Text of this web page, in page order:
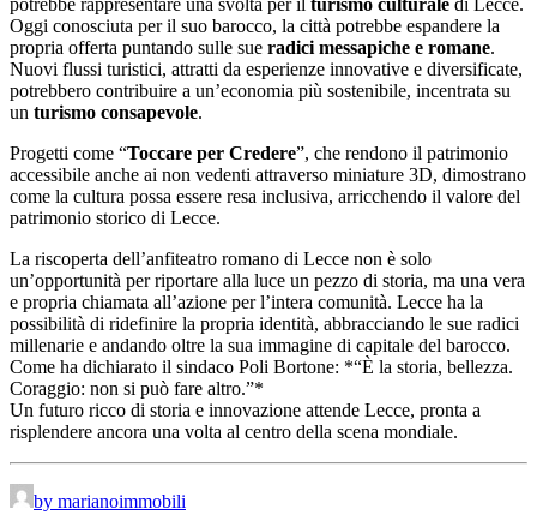
Oggi conosciuta per il suo barocco, la città potrebbe espandere la
propria offerta puntando sulle sue radici messapiche e romane.
Nuovi flussi turistici, attratti da esperienze innovative e diversificate,
potrebbero contribuire a un’economia più sostenibile, incentrata su
un turismo consapevole.
Progetti come “Toccare per Credere”, che rendono il patrimonio
accessibile anche ai non vedenti attraverso miniature 3D, dimostrano
come la cultura possa essere resa inclusiva, arricchendo il valore del
patrimonio storico di Lecce.
La riscoperta dell’anfiteatro romano di Lecce non è solo
un’opportunità per riportare alla luce un pezzo di storia, ma una vera
e propria chiamata all’azione per l’intera comunità. Lecce ha la
possibilità di ridefinire la propria identità, abbracciando le sue radici
millenarie e andando oltre la sua immagine di capitale del barocco.
Come ha dichiarato il sindaco Poli Bortone: *“È la storia, bellezza.
Coraggio: non si può fare altro.”*
Un futuro ricco di storia e innovazione attende Lecce, pronta a
risplendere ancora una volta al centro della scena mondiale.
by marianoimmobili